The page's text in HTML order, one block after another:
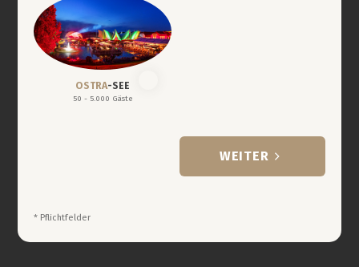
OSTRA-SEE
50 - 5.000 Gäste
WEITER
* Pflichtfelder